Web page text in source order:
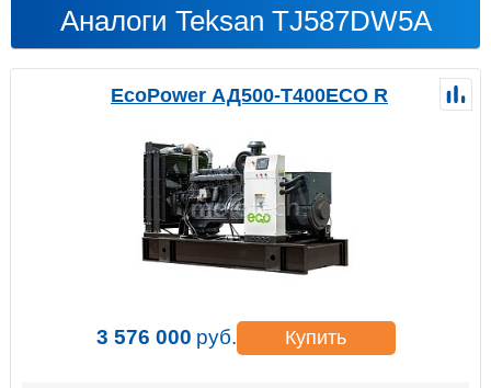
Аналоги Teksan TJ587DW5A
EcoPower АД500-T400ECO R
3 576 000 руб. Купить